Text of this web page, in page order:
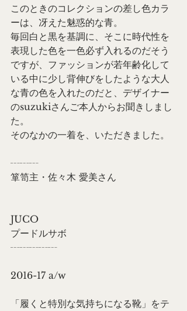
このときのコレクションの差し色カラ
ーは、冴えた魅惑的な青。
毎回白と黒を基調に、そこに時代性を
表現した色を一色必ず入れるのだそう
ですが、ファッションが若年齢化して
いる中に少し背伸びをしたような大人
な青の色を入れたのだと、デザイナー
のsuzukiさんご本人からお聞きしまし
た。
そのなかの一着を、いただきました。
┄┄┄
箪笥主・佐々木 愛美さん
JUCO
プードルサボ
┄┄┄┄┄
2016-17 a/w
「履くと特別な気持ちになる靴」をテ